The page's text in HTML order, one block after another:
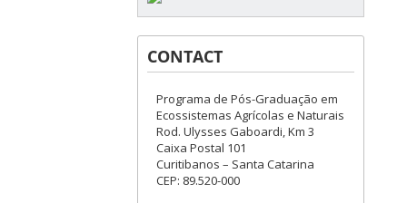
CONTACT
Programa de Pós-Graduação em
Ecossistemas Agrícolas e Naturais
Rod. Ulysses Gaboardi, Km 3
Caixa Postal 101
Curitibanos – Santa Catarina
CEP: 89.520-000